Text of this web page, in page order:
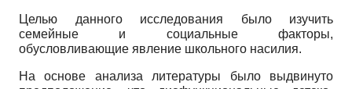
Целью данного исследования было изучить
семейные и социальные факторы,
обусловливающие явление школьного насилия.
На основе анализа литературы было выдвинуто